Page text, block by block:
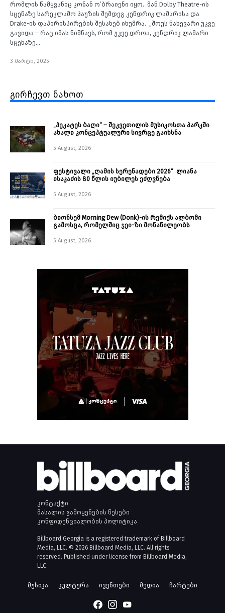
რომლის წამყვანიც კონან ო’ბრაიენი იყო. მან Dolby Theatre-ის
სცენაზე სარეკლამო პაუზის შემდეგ კენდრიკ ლამარისა და
Drake-ის დაპირისპირების შესახებ იხუმრა. „შოუს ნახევარი უკვე
გავიდა – რაც იმას ნიშნავს, რომ უკვე დროა, კენდრიკ ლამარი
სცენაზე…
3 მარტი, 2025
გირჩევთ ნახოთ
„ჰეკატეს ბაღი“ – შეკვეთილის მუსიკოსთა პარკში
ახალი კონცეპტუალური სივრცე გაიხსნა ￼
5 August, 2026
ფესტივალი „ღამის სერენადები 2026“ ლიანა
ისაკაძის 80 წლის იუბილეს ეძღვნება
5 August, 2026
ბიონსემ Morning Dew (Donk)-ის რემიქს ალბომი
გამოსცა, რომელშიც ჯეი-ზი მონაწილეობს
5 August, 2026
კონტაქტი
მასალის გამოყენების წესები
კონფიდენციალობის პოლიტიკა
Billboard Georgia is a registered trademark of Billboard
Media, LLC. © 2026 Billboard Media, LLC. All rights
reserved. Published under license from Billboard Media,
LLC.
მუსიკა კულტურა ივენთები მედია ჩარტები